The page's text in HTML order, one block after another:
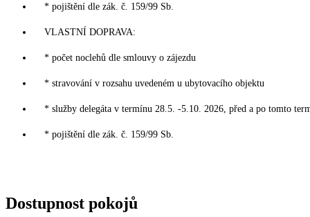
* pojištění dle zák. č. 159/99 Sb.
VLASTNÍ DOPRAVA:
* počet noclehů dle smlouvy o zájezdu
* stravování v rozsahu uvedeném u ubytovacího objektu
* služby delegáta v termínu 28.5. -5.10. 2026, před a po tomto
* pojištění dle zák. č. 159/99 Sb.
Dostupnost pokojů